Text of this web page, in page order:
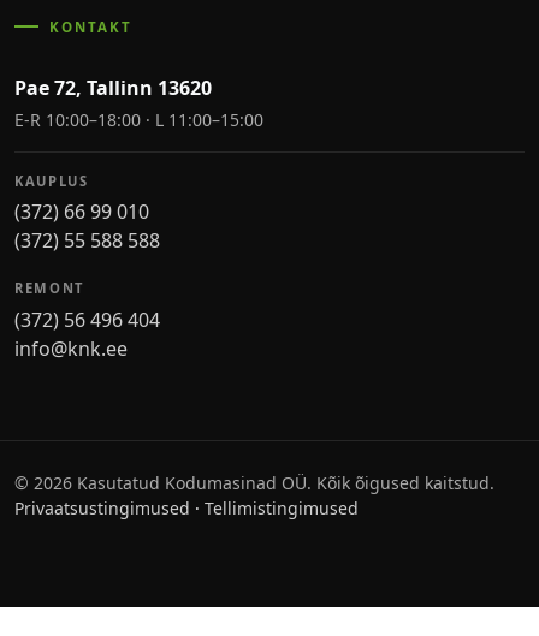
KONTAKT
Pae 72, Tallinn 13620
E-R 10:00–18:00 · L 11:00–15:00
KAUPLUS
(372) 66 99 010
(372) 55 588 588
REMONT
(372) 56 496 404
info@knk.ee
© 2026 Kasutatud Kodumasinad OÜ. Kõik õigused kaitstud.
Privaatsustingimused · Tellimistingimused